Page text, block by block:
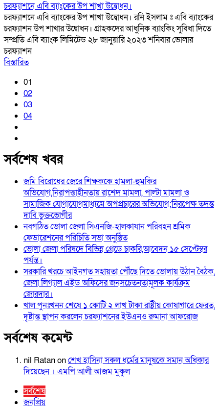
চরফ্যাশনে এবি ব্যাংকের উপ শাখা উদ্বোধন।
চরফ্যাশনে এবি ব্যাংকের উপ শাখা উদ্বোধন। রনি ইসলাম ঃ এবি ব্যাংকের
চরফ্যাশন উপ শাখার উদ্বোধন। গ্রাহকদের আধুনিক ব্যাংকিং সুবিধা দিতে
সম্প্রতি এবি ব্যাংক লিমিটেড ২৮ জানুয়ারি ২০২৩ শনিবার ভোলার
চরফ্যাশন
বিস্তারিত
01
02
03
04
সর্বশেষ খবর
জমি বিরোধের জেরে শিক্ষককে হামলা-হুমকির
অভিযোগ,নিরাপত্তাহীনতায় রাশেদ মামলা, পাল্টা মামলা ও
সামাজিক যোগাযোগমাধ্যমে অপপ্রচারের অভিযোগ;নিরপেক্ষ তদন্ত
দাবি ভুক্তভোগীর
নবগঠিত ভোলা জেলা সিএনজি-হালকাযান পরিবহন শ্রমিক
ফেডারেশনের পরিচিতি সভা অনুষ্ঠিত
ভোলা জেলা পরিষদে বিভিন্ন গ্রেডে চাকরি,আবেদন ১৫ সেপ্টেম্বর
পর্যন্ত।
সরকারি খরচে আইনগত সহায়তা পৌঁছে দিতে ভোলায় উঠান বৈঠক,
জেলা লিগ্যাল এইড অফিসের জনসচেতনতামূলক কার্যক্রম
জোরদার।
খাল পুনঃখনন শেষে ১ কোটি ২ লাখ টাকা রাষ্ট্রীয় কোষাগারে ফেরত,
দৃষ্টান্ত স্থাপন করলেন চরফ্যাশনের ইউএনও রুমানা আফরোজ
সর্বশেষ কমেন্ট
nil Ratanonশেখ হা‌সিনা সকল ধ‌র্মের মানু‌ষকে সমান অ‌ধিকার
দি‌য়ে‌ছেন । এম‌পি আলী আজম মুকুল
সর্বশেষ
জনপ্রিয়